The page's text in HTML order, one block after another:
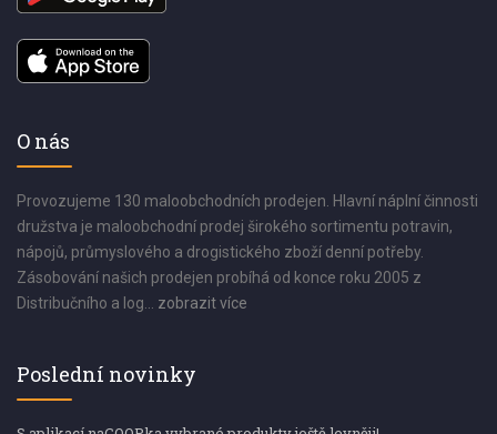
O nás
Provozujeme 130 maloobchodních prodejen. Hlavní náplní činnosti
družstva je maloobchodní prodej širokého sortimentu potravin,
nápojů, průmyslového a drogistického zboží denní potřeby.
Zásobování našich prodejen probíhá od konce roku 2005 z
Distribučního a log... zobrazit více
Poslední novinky